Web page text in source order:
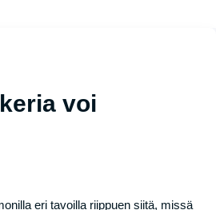
voi
eri tavoilla riippuen siitä, missä